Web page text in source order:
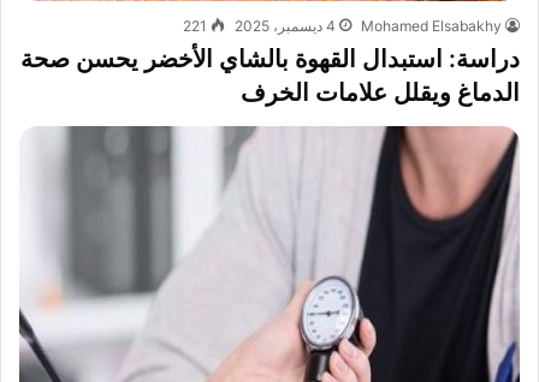
Mohamed Elsabakhy 4 ديسمبر، 2025 221
دراسة: استبدال القهوة بالشاي الأخضر يحسن صحة
الدماغ ويقلل علامات الخرف